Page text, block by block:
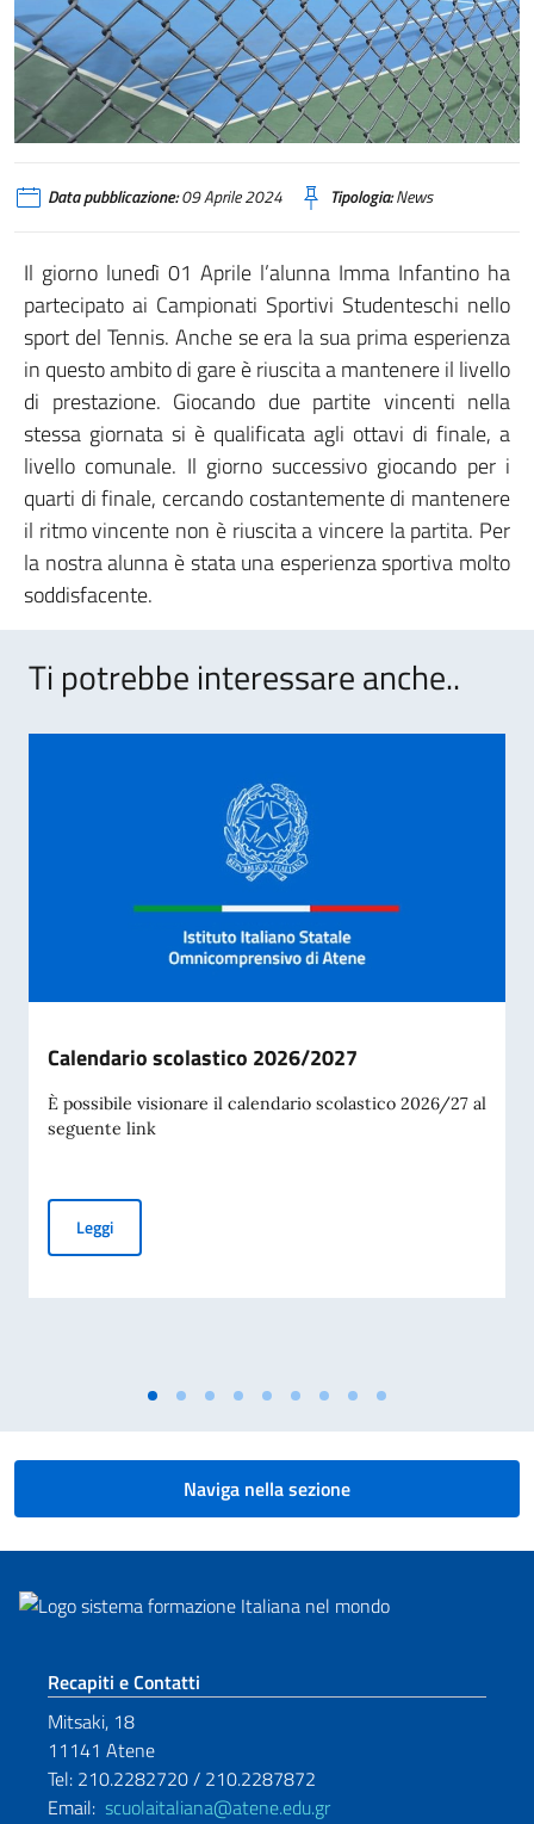
Data pubblicazione:09 Aprile 2024 Tipologia:News
Il giorno lunedì 01 Aprile l’alunna Imma Infantino ha
partecipato ai Campionati Sportivi Studenteschi nello
sport del Tennis. Anche se era la sua prima esperienza
in questo ambito di gare è riuscita a mantenere il livello
di prestazione. Giocando due partite vincenti nella
stessa giornata si è qualificata agli ottavi di finale, a
livello comunale. Il giorno successivo giocando per i
quarti di finale, cercando costantemente di mantenere
il ritmo vincente non è riuscita a vincere la partita. Per
la nostra alunna è stata una esperienza sportiva molto
soddisfacente.
Ti potrebbe interessare anche..
Calendario scolastico 2026/2027
È possibile visionare il calendario scolastico 2026/27 al
seguente link
LeggiCalendario scolastico 2026/2027
Naviga nella sezione
Sezione footer
Recapiti e Contatti
Mitsaki, 18
11141 Atene
Tel: 210.2282720 / 210.2287872
Email: scuolaitaliana@atene.edu.gr